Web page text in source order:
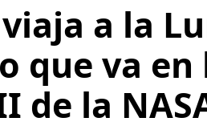
viaja a la
que va en
de la